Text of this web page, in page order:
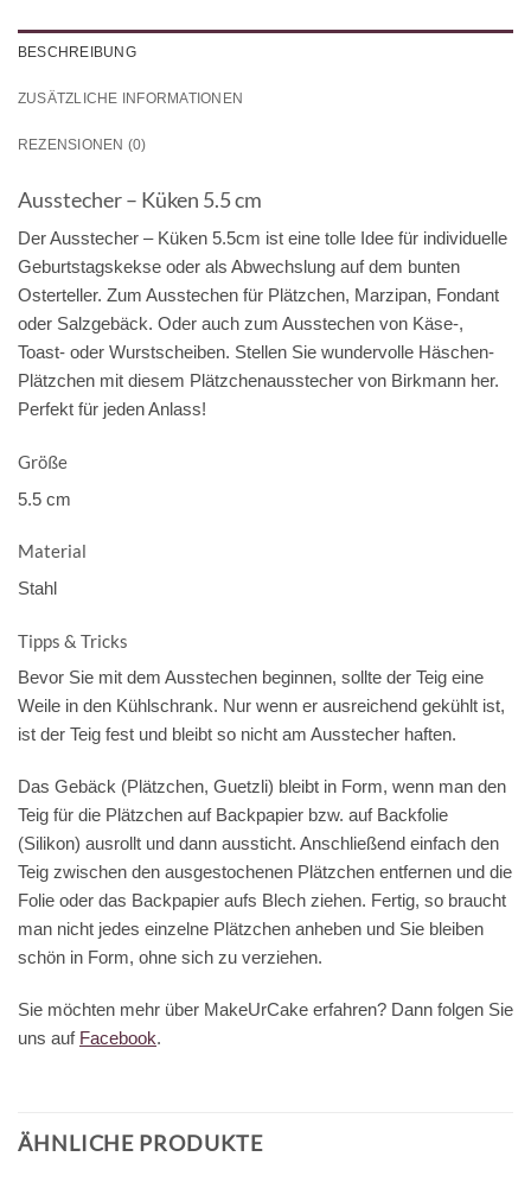
BESCHREIBUNG
ZUSÄTZLICHE INFORMATIONEN
REZENSIONEN (0)
Ausstecher – Küken 5.5 cm
Der Ausstecher – Küken 5.5cm ist eine tolle Idee für individuelle
Geburtstagskekse oder als Abwechslung auf dem bunten
Osterteller. Zum Ausstechen für Plätzchen, Marzipan, Fondant
oder Salzgebäck. Oder auch zum Ausstechen von Käse-,
Toast- oder Wurstscheiben. Stellen Sie wundervolle Häschen-
Plätzchen mit diesem Plätzchenausstecher von Birkmann her.
Perfekt für jeden Anlass!
Größe
5.5 cm
Material
Stahl
Tipps & Tricks
Bevor Sie mit dem Ausstechen beginnen, sollte der Teig eine
Weile in den Kühlschrank. Nur wenn er ausreichend gekühlt ist,
ist der Teig fest und bleibt so nicht am Ausstecher haften.
Das Gebäck (Plätzchen, Guetzli) bleibt in Form, wenn man den
Teig für die Plätzchen auf Backpapier bzw. auf Backfolie
(Silikon) ausrollt und dann aussticht. Anschließend einfach den
Teig zwischen den ausgestochenen Plätzchen entfernen und die
Folie oder das Backpapier aufs Blech ziehen. Fertig, so braucht
man nicht jedes einzelne Plätzchen anheben und Sie bleiben
schön in Form, ohne sich zu verziehen.
Sie möchten mehr über MakeUrCake erfahren? Dann folgen Sie
uns auf Facebook.
ÄHNLICHE PRODUKTE